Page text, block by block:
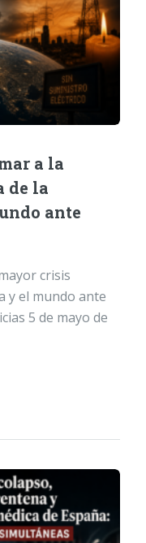
a la
de la
ante
crisis
y el mundo ante
5 de mayo de